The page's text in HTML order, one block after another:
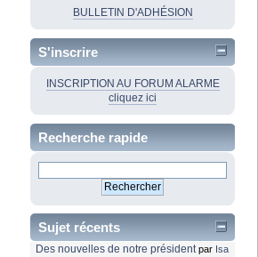
BULLETIN D'ADHÉSION
S'inscrire
INSCRIPTION AU FORUM ALARME
cliquez ici
Recherche rapide
Sujet récents
Des nouvelles de notre président par Isa